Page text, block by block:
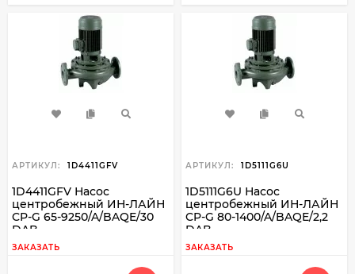
АРТИКУЛ: 1D4411GFV
1D4411GFV Насос
центробежный ИН-ЛАЙН
CP-G 65-9250/A/BAQE/30
DAB
ЗАКАЗАТЬ
АРТИКУЛ: 1D5111G6U
1D5111G6U Насос
центробежный ИН-ЛАЙН
CP-G 80-1400/A/BAQE/2,2
DAB
ЗАКАЗАТЬ